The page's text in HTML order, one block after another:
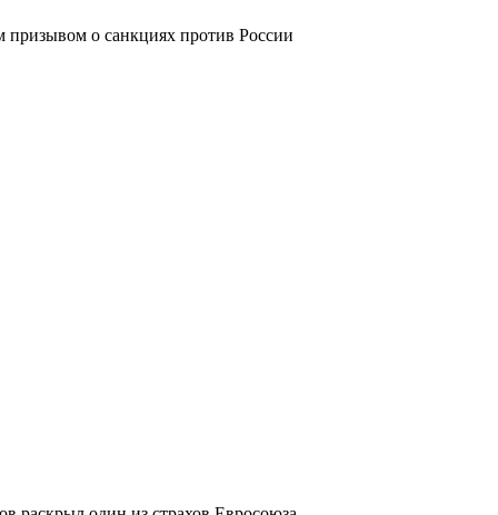
о санкциях против России